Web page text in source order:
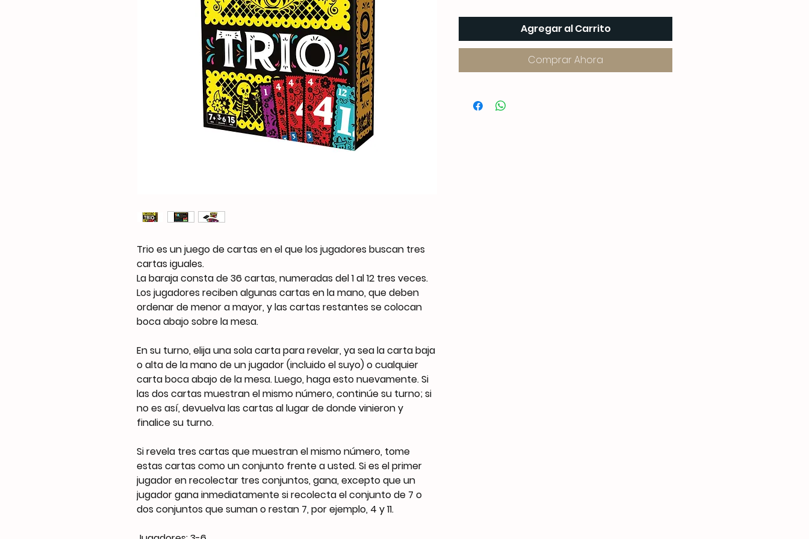
Trio es un juego de cartas en el que los jugadores buscan tres
cartas iguales.
La baraja consta de 36 cartas, numeradas del 1 al 12 tres veces.
Los jugadores reciben algunas cartas en la mano, que deben
ordenar de menor a mayor, y las cartas restantes se colocan
boca abajo sobre la mesa.
En su turno, elija una sola carta para revelar, ya sea la carta baja
o alta de la mano de un jugador (incluido el suyo) o cualquier
carta boca abajo de la mesa. Luego, haga esto nuevamente. Si
las dos cartas muestran el mismo número, continúe su turno; si
no es así, devuelva las cartas al lugar de donde vinieron y
finalice su turno.
Si revela tres cartas que muestran el mismo número, tome
estas cartas como un conjunto frente a usted. Si es el primer
jugador en recolectar tres conjuntos, gana, excepto que un
jugador gana inmediatamente si recolecta el conjunto de 7 o
dos conjuntos que suman o restan 7, por ejemplo, 4 y 11.
Agregar al Carrito
Comprar Ahora